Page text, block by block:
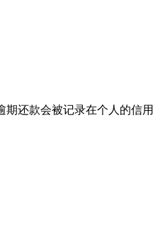
还款会被记录在个人的信